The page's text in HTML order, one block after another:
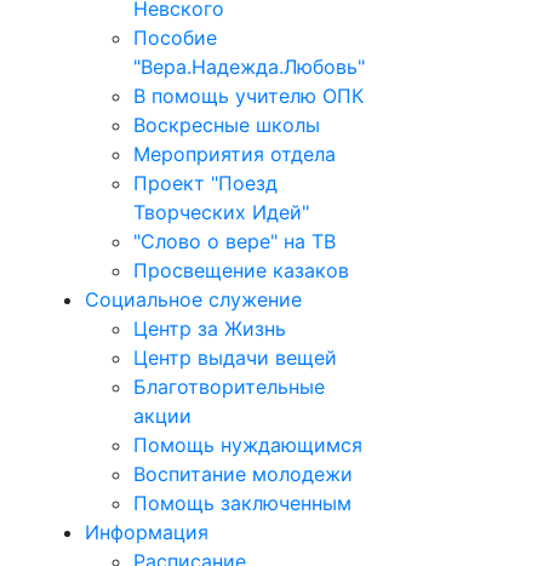
Невского
Пособие
"Вера.Надежда.Любовь"
В помощь учителю ОПК
Воскресные школы
Мероприятия отдела
Проект "Поезд
Творческих Идей"
"Слово о вере" на ТВ
Просвещение казаков
Социальное служение
Центр за Жизнь
Центр выдачи вещей
Благотворительные
акции
Помощь нуждающимся
Воспитание молодежи
Помощь заключенным
Информация
Расписание